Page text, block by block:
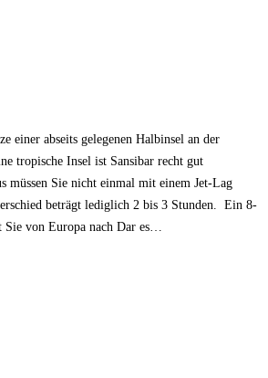
einer abseits gelegenen Halbinsel an der
tropische Insel ist Sansibar recht gut
müssen Sie nicht einmal mit einem Jet-Lag
beträgt lediglich 2 bis 3 Stunden. Ein 8-
von Europa nach Dar es…